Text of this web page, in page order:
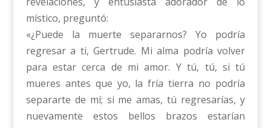
místico, preguntó:
«¿Puede la muerte separarnos? Yo podría
regresar a ti, Gertrude. Mi alma podría volver
para estar cerca de mi amor. Y tú, tú, si tú
mueres antes que yo, la fría tierra no podría
separarte de mí; si me amas, tú regresarías, y
nuevamente estos bellos brazos estarían